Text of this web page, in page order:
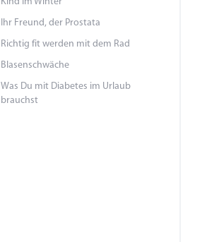
Ihr Freund, der Prostata
Richtig fit werden mit dem Rad
Blasenschwäche
Was Du mit Diabetes im Urlaub
brauchst